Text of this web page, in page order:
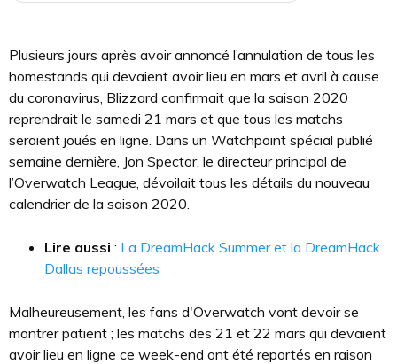
Plusieurs jours après avoir annoncé l’annulation de tous les
homestands qui devaient avoir lieu en mars et avril à cause
du coronavirus, Blizzard confirmait que la saison 2020
reprendrait le samedi 21 mars et que tous les matchs
seraient joués en ligne. Dans un Watchpoint spécial publié
semaine dernière, Jon Spector, le directeur principal de
l’Overwatch League, dévoilait tous les détails du nouveau
calendrier de la saison 2020.
Lire aussi : La DreamHack Summer et la DreamHack
Dallas repoussées
Malheureusement, les fans d'Overwatch vont devoir se
montrer patient ; les matchs des 21 et 22 mars qui devaient
avoir lieu en ligne ce week-end ont été reportés en raison